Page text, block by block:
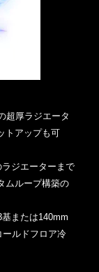
超厚ラジエータ
トアップも可
ジエーターまで
ムループ構築の
または140mm
ールドフロア冷